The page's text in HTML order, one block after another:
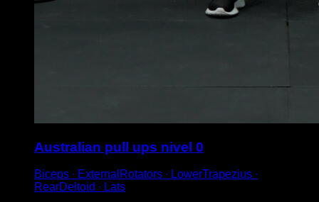
Australian pull ups nivel 0
Biceps ∙ ExternalRotators ∙ LowerTrapezius ∙
RearDeltoid ∙ Lats